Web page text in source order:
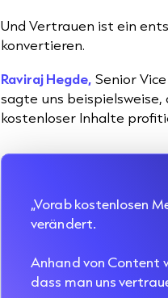
Und Vertrauen ist ein
konvertieren.
Raviraj Hegde, Senior
sagte uns
kostenloser Inhalte
„Vorab kostenlosen
verändert.
Anhand von Content
dass man uns